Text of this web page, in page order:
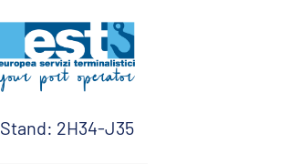
Stand: 2H34-J35